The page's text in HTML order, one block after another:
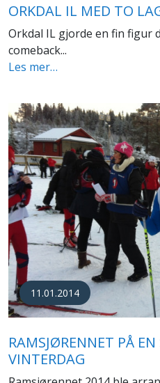
ORKDAL IL MED TO
Orkdal IL gjorde en fin figur
comeback...
Les mer…
11.01.2014
RAMSJØRENNET PÅ EN
VINTERDAG